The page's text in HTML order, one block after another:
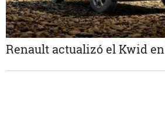
Renault actualizó el Kwid